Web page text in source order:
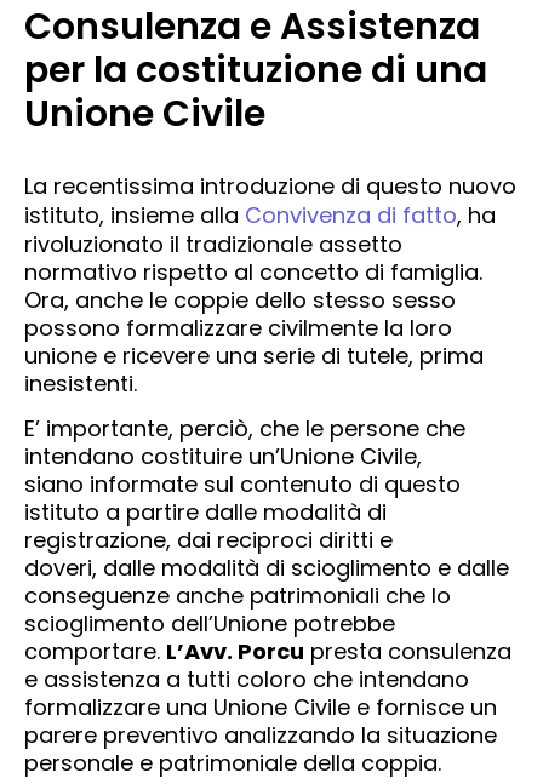
Consulenza e Assistenza
per la costituzione di una
Unione Civile
La recentissima introduzione di questo nuovo
istituto, insieme alla Convivenza di fatto, ha
rivoluzionato il tradizionale assetto
normativo rispetto al concetto di famiglia.
Ora, anche le coppie dello stesso sesso
possono formalizzare civilmente la loro
unione e ricevere una serie di tutele, prima
inesistenti.
E’ importante, perciò, che le persone che
intendano costituire un’Unione Civile,
siano informate sul contenuto di questo
istituto a partire dalle modalità di
registrazione, dai reciproci diritti e
doveri, dalle modalità di scioglimento e dalle
conseguenze anche patrimoniali che lo
scioglimento dell’Unione potrebbe
comportare. L’Avv. Porcu presta consulenza
e assistenza a tutti coloro che intendano
formalizzare una Unione Civile e fornisce un
parere preventivo analizzando la situazione
personale e patrimoniale della coppia.